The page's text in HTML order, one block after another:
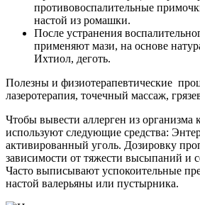
противовоспалительные
настой из ромашки.
После устранения
применяют мази, на основе
Ихтиол, деготь.
Полезны и физиотерапевтические
лазеротерапия, точечный массаж,
Чтобы вывести аллерген из организма
используют следующие средства:
активированный уголь. Дозировку
зависимости от тяжести высыпаний и
Часто выписывают успокоительные
настой валерьяны или пустырника.